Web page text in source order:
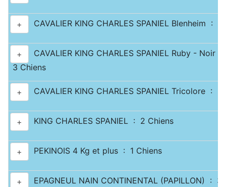
+ CAVALIER KING CHARLES SPANIEL Blenheim : 2
+
CAVALIER KING CHARLES SPANIEL Ruby - Noir
3 Chiens
+ CAVALIER KING CHARLES SPANIEL Tricolore : 2
+ KING CHARLES SPANIEL : 2 Chiens
+ PEKINOIS 4 Kg et plus : 1 Chiens
+ EPAGNEUL NAIN CONTINENTAL (PAPILLON) : 3